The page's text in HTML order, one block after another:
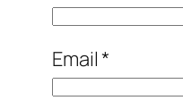
Email*